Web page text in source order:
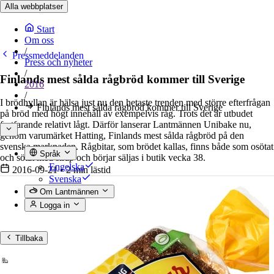
Alla webbplatser
Start
Om oss
/
Press och nyheter
/
2016
/
Finlands mest sålda rågbröd kommer till Sverige
Språk
Engelska
Svenska
Om Lantmännen
Logga in
Tillbaka
Pressmeddelanden
Finlands mest sålda rågbröd kommer till Sverige
I brödhyllan är hälsa just nu den hetaste trenden med större efterfrågan
på bröd med högt innehåll av exempelvis råg. Trots det är utbudet
fortfarande relativt lågt. Därför lanserar Lantmännen Unibake nu,
genom varumärket Hatting, Finlands mest sålda rågbröd på den
svenska marknaden. Rågbitar, som brödet kallas, finns både som osötat
och sötat med sirap och börjar säljas i butik vecka 38.
2016-09-21• 2 min lästid